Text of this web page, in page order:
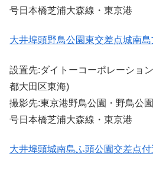
号日本橋芝浦大森線・東京港
大井埠頭野鳥公園東交差点城南
設置先:ダイトーコーポレーショ
都大田区東海)
撮影先:東京港野鳥公園・野鳥公
号日本橋芝浦大森線・東京港
大井埠頭城南島ふ頭公園交差点